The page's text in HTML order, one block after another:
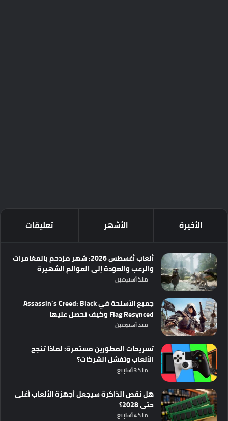
الأخيرة الأشهر تعليقات
ألعاب أغسطس 2026: شهر مزدحم بالمغامرات
والرعب والعودة إلى العوالم الشهيرة
منذ أسبوعين
جميع الأسلحة في Assassin’s Creed: Black
Flag Resynced وكيف تحصل عليها
منذ أسبوعين
تسريحات المطورين مستمرة: لماذا تنجح
الألعاب وتفشل الشركات؟
منذ 3 أسابيع
هل نقص الذاكرة سيجعل أجهزة الألعاب أغلى
حتى 2028؟
منذ 4 أسابيع